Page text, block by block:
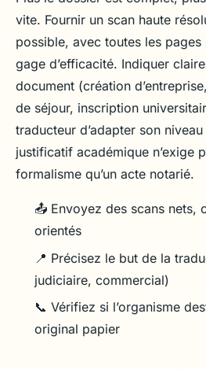
vite. Fournir un scan haute
possible, avec toutes les pages
gage d’efficacité. Indiquer
document (création
de séjour, inscription
traducteur d’adapter son
justificatif académique n’exige
formalisme qu’un acte notarié.
📤 Envoyez des scans nets,
orientés
📍 Précisez le but de la
judiciaire, commercial)
📞 Vérifiez si l’organisme
original papier